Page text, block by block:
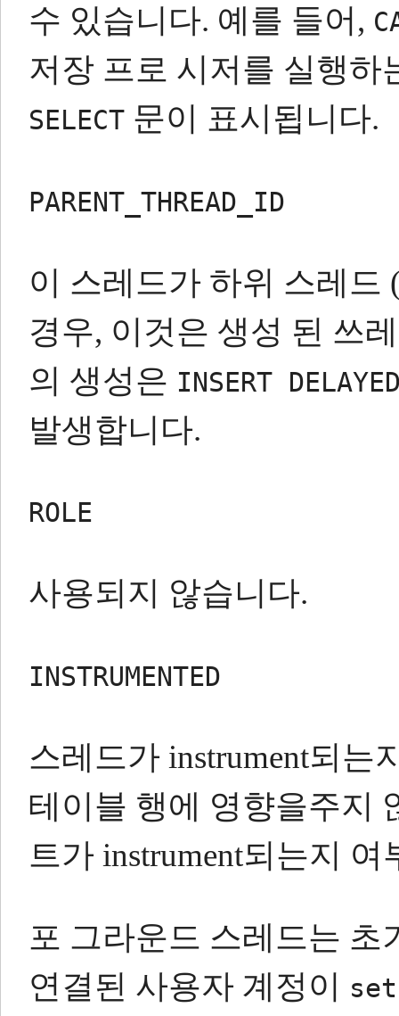
수 있습니다. 예를 들어,
저장 프로 시저를 실행하
SELECT 문이 표시됩니다.
PARENT_THREAD_ID
이 스레드가 하위 ​​스레드
경우, 이것은 생성 된 쓰
의 생성은 INSERT
발생합니다.
ROLE
사용되지 않습니다.
INSTRUMENTED
스레드가 instrument되는
테이블 행에 영향을주지
트가 instrument되는지
포 그라운드 스레드는 초
연결된 사용자 계정이